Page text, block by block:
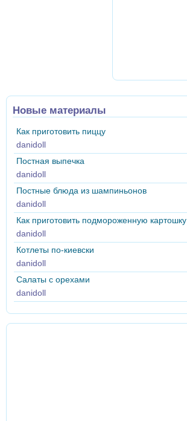
Новые материалы
Как приготовить пиццу
danidoll
Постная выпечка
danidoll
Постные блюда из шампиньонов
danidoll
Как приготовить подмороженную картошку
danidoll
Котлеты по-киевски
danidoll
Салаты с орехами
danidoll